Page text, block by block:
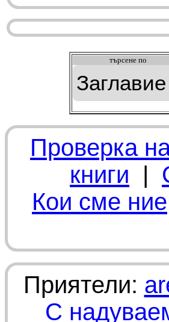
търсeне по
Проверка
книги |
Кои сме ние
Приятели:
С